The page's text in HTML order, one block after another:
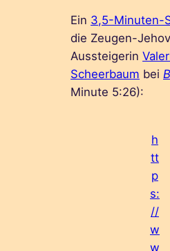
Ein 3,5-Minuten-
die Zeugen-
Aussteigerin
Scheerbaum bei
Minute 5:26):
h
tt
p
s:
//
w
w